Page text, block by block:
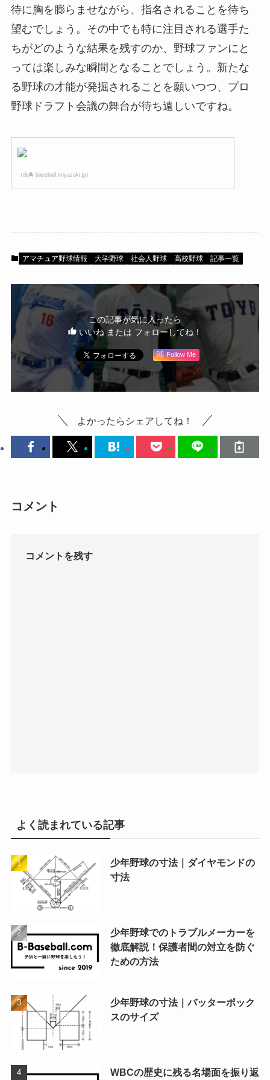
待に胸を膨らませながら、指名されることを待ち
望むでしょう。その中でも特に注目される選手た
ちがどのような結果を残すのか、野球ファンにと
っては楽しみな瞬間となることでしょう。新たな
る野球の才能が発掘されることを願いつつ、プロ
野球ドラフト会議の舞台が待ち遠しいですね。
（出典 baseball.miyazaki.jp）
アマチュア野球情報 大学野球 社会人野球 高校野球 記事一覧
この記事が気に入ったら
いいね または フォローしてね！
Follow Me
よかったらシェアしてね！
コメント
コメントを残す
よく読まれている記事
少年野球の寸法｜ダイヤモンドの
寸法
少年野球でのトラブルメーカーを
徹底解説！保護者間の対立を防ぐ
ための方法
少年野球の寸法｜バッターボック
スのサイズ
WBCの歴史に残る名場面を振り返